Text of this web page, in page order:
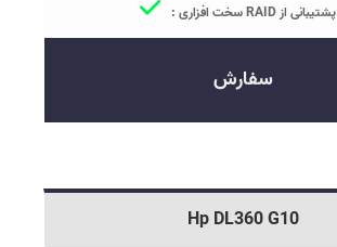
پشتیبانی از RAID سخت افزاری :
سفارش
Hp DL360 G10